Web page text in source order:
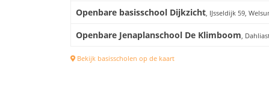
Openbare basisschool Dijkzicht , IJsseldijk 59,
Openbare Jenaplanschool De Klimboom ,
Bekijk basisscholen op de kaart